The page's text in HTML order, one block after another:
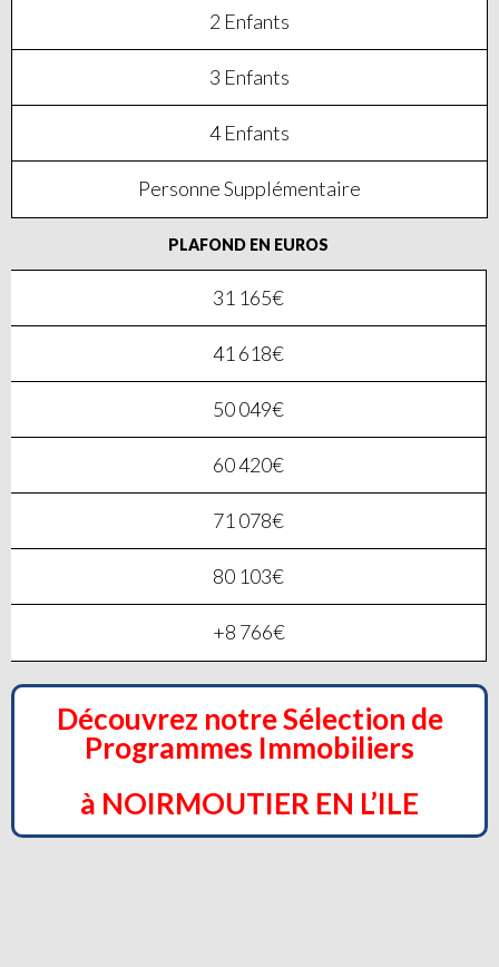
2 Enfants
3 Enfants
4 Enfants
Personne Supplémentaire
PLAFOND EN EUROS
31 165€
41 618€
50 049€
60 420€
71 078€
80 103€
+8 766€
Découvrez notre Sélection de
Programmes Immobiliers
à NOIRMOUTIER EN L’ILE